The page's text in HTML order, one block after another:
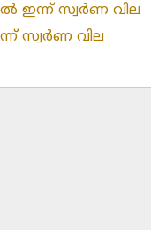
ഇന്ന് സ്വർണ വില
സ്വർണ വില